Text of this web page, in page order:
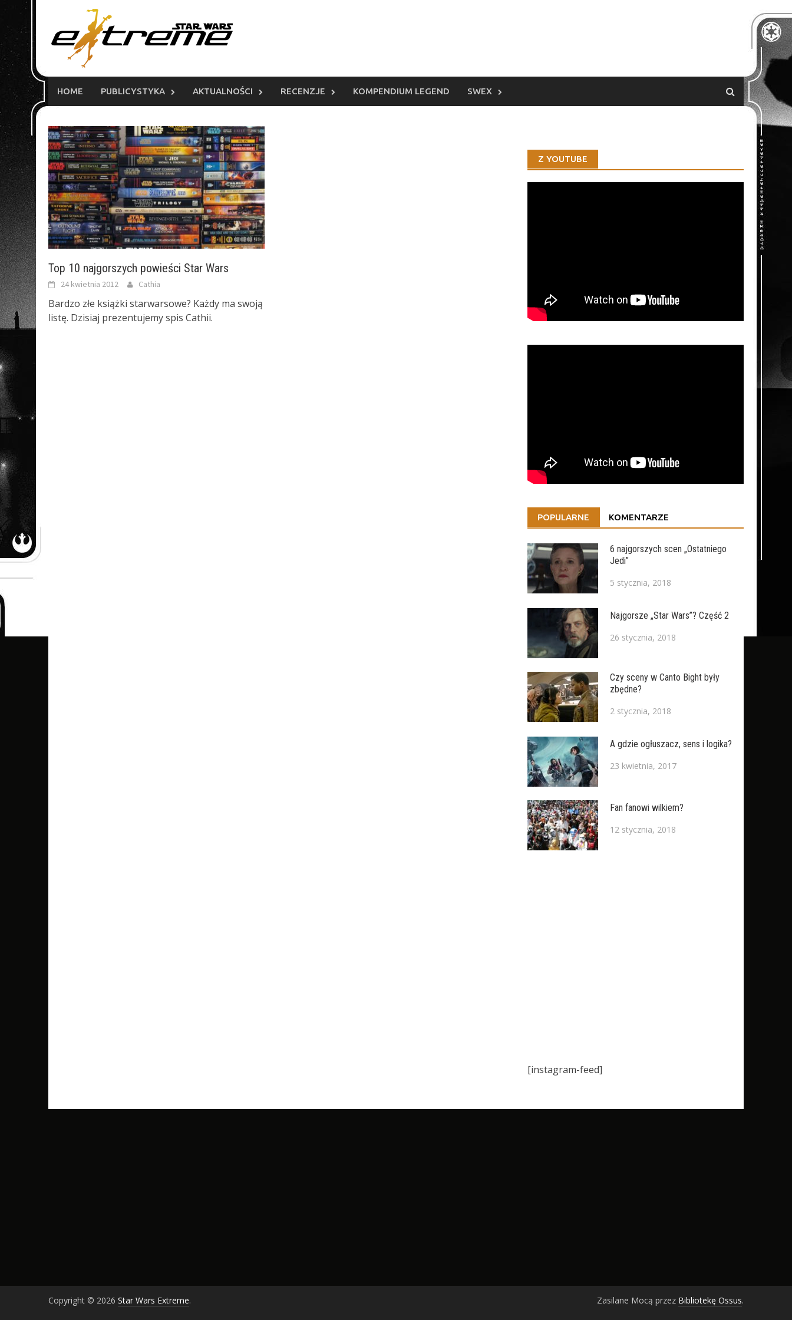
content
HOME PUBLICYSTYKA AKTUALNOŚCI RECENZJE KOMPENDIUM LEGEND SWEX
Top 10 najgorszych powieści Star Wars
24 kwietnia 2012 Cathia
Bardzo złe książki starwarsowe? Każdy ma swoją
listę. Dzisiaj prezentujemy spis Cathii.
Z YOUTUBE
POPULARNE KOMENTARZE
6 najgorszych scen „Ostatniego
Jedi”
5 stycznia, 2018
Najgorsze „Star Wars”? Część 2
26 stycznia, 2018
Czy sceny w Canto Bight były
zbędne?
2 stycznia, 2018
A gdzie ogłuszacz, sens i logika?
23 kwietnia, 2017
Fan fanowi wilkiem?
12 stycznia, 2018
[instagram-feed]
Copyright © 2026 Star Wars Extreme. Zasilane Mocą przez Bibliotekę Ossus.